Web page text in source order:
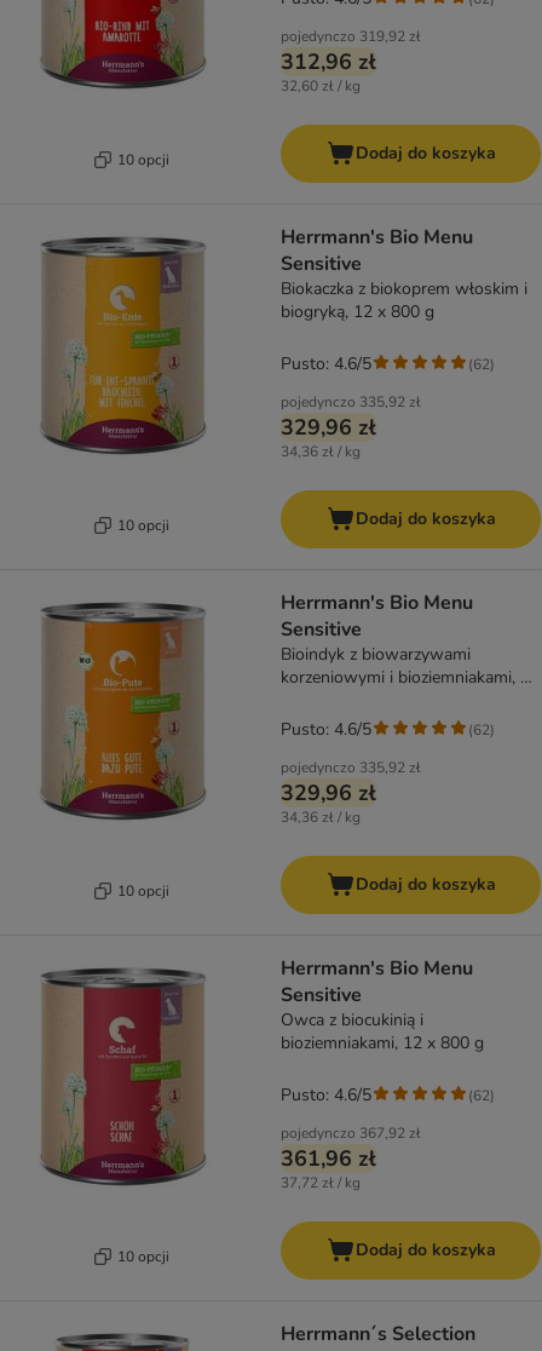
10 opcji
pojedynczo 319,92 zł
312,96 zł
32,60 zł / kg
Dodaj do koszyka
10 opcji
Herrmann's Bio Menu
Sensitive
Biokaczka z biokoprem włoskim i
biogryką, 12 x 800 g
pojedynczo 335,92 zł
329,96 zł
34,36 zł / kg
Pusto: 4.6/5 (62)
Dodaj do koszyka
10 opcji
Herrmann's Bio Menu
Sensitive
Bioindyk z biowarzywami
korzeniowymi i bioziemniakami, 12
pojedynczo 335,92 zł
329,96 zł
34,36 zł / kg
Pusto: 4.6/5 (62)
Dodaj do koszyka
10 opcji
Herrmann's Bio Menu
Sensitive
Owca z biocukinią i
bioziemniakami, 12 x 800 g
pojedynczo 367,92 zł
361,96 zł
37,72 zł / kg
Pusto: 4.6/5 (62)
Dodaj do koszyka
Herrmann´s Selection